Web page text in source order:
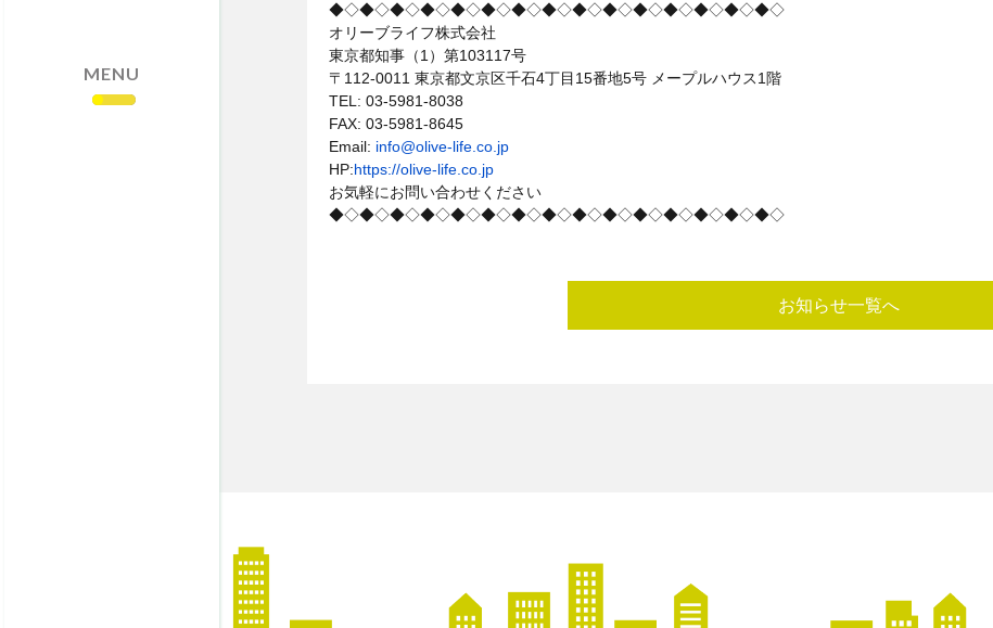
MENU
◆◇◆◇◆◇◆◇◆◇◆◇◆◇◆◇◆◇◆◇◆◇◆◇◆◇◆◇◆◇
オリーブライフ株式会社
東京都知事（1）第103117号
〒112-0011 東京都文京区千石4丁目15番地5号 メープルハウス1階
TEL: 03-5981-8038
FAX: 03-5981-8645
Email: info@olive-life.co.jp
HP:https://olive-life.co.jp
お気軽にお問い合わせください
◆◇◆◇◆◇◆◇◆◇◆◇◆◇◆◇◆◇◆◇◆◇◆◇◆◇◆◇◆◇
お知らせ一覧へ